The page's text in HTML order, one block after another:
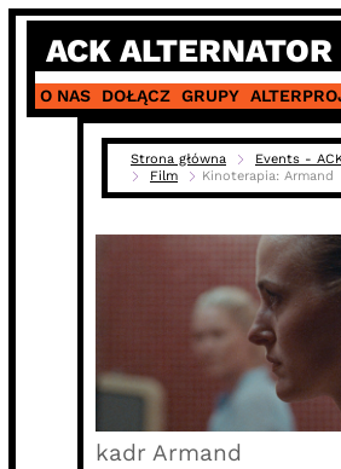
Skip
content
ACK ALTERNATOR
O NAS DOŁĄCZ GRUPY
Strona główna
Events -
Film
Kinoterapia: Armand
kadr Armand